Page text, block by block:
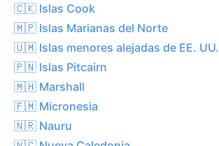
🇨🇰 Islas Cook
🇲🇵 Islas Marianas del Norte
🇺🇲 Islas menores alejadas de EE. UU.
🇵🇳 Islas Pitcairn
🇲🇭 Marshall
🇫🇲 Micronesia
🇳🇷 Nauru